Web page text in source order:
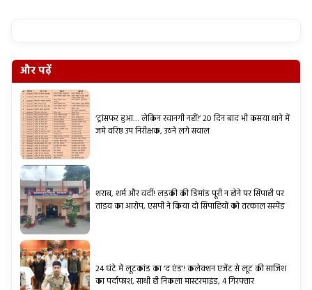
और पढ़ें
‘ट्रांसफर हुआ… लेकिन रवानगी नहीं!’ 20 दिन बाद भी कसया थाने में
जमे वरिष्ठ उप निरीक्षक, उठने लगे सवाल
शराब, शर्म और वर्दी! लड़की की डिमांड पूरी न होने पर सिपाही पर
तांडव का आरोप, एसपी ने किया दो सिपाहियों को तत्काल सस्पेंड
24 घंटे में लूटकांड का ‘द एंड’! कलेक्शन एजेंट से लूट की साजिश
का पर्दाफाश, साथी ही निकला मास्टरमाइंड, 4 गिरफ्तार